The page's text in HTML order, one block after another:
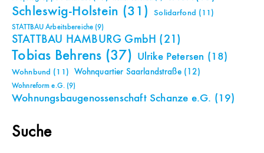
Schleswig-Holstein (31) Solidarfond (11)
STATTBAU Arbeitsbereiche (9)
STATTBAU HAMBURG GmbH (21)
Tobias Behrens (37) Ulrike Petersen (18)
Wohnbund (11) Wohnquartier Saarlandstraße(12)
Wohnreform e.G.(9)
Wohnungsbaugenossenschaft Schanze e.G. (19)
Suche